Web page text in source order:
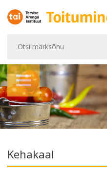
Kehakaal